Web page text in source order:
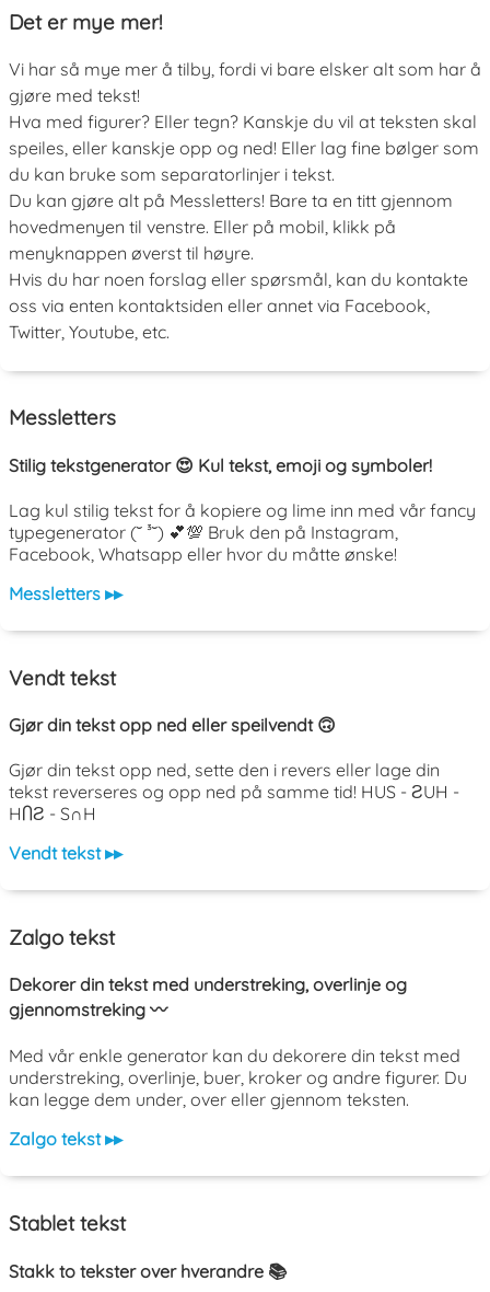
Det er mye mer!
Vi har så mye mer å tilby, fordi vi bare elsker alt som har å
gjøre med tekst!
Hva med figurer? Eller tegn? Kanskje du vil at teksten skal
speiles, eller kanskje opp og ned! Eller lag fine bølger som
du kan bruke som separatorlinjer i tekst.
Du kan gjøre alt på Messletters! Bare ta en titt gjennom
hovedmenyen til venstre. Eller på mobil, klikk på
menyknappen øverst til høyre.
Hvis du har noen forslag eller spørsmål, kan du kontakte
oss via enten kontaktsiden eller annet via Facebook,
Twitter, Youtube, etc.
Messletters
Stilig tekstgenerator 😍 Kul tekst, emoji og symboler!
Lag kul stilig tekst for å kopiere og lime inn med vår fancy
typegenerator (˘ ³˘) 💕💯 Bruk den på Instagram,
Facebook, Whatsapp eller hvor du måtte ønske!
Messletters ▸▸
Vendt tekst
Gjør din tekst opp ned eller speilvendt 🙃
Gjør din tekst opp ned, sette den i revers eller lage din
tekst reverseres og opp ned på samme tid! HUS - ƧUH -
HႶƧ - S∩H
Vendt tekst ▸▸
Zalgo tekst
Dekorer din tekst med understreking, overlinje og
gjennomstreking 〰️
Med vår enkle generator kan du dekorere din tekst med
understreking, overlinje, buer, kroker og andre figurer. Du
kan legge dem under, over eller gjennom teksten.
Zalgo tekst ▸▸
Stablet tekst
Stakk to tekster over hverandre 📚